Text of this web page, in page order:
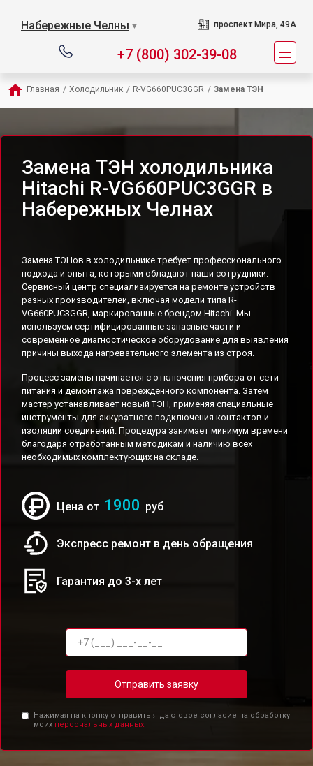
Набережные Челны ▼ проспект Мира, 49А
+7 (800) 302-39-08
Главная / Холодильник / R-VG660PUC3GGR / Замена ТЭН
Замена ТЭН холодильника
Hitachi R-VG660PUC3GGR в
Набережных Челнах
Замена ТЭНов в холодильнике требует профессионального
подхода и опыта, которыми обладают наши сотрудники.
Сервисный центр специализируется на ремонте устройств
разных производителей, включая модели типа R-
VG660PUC3GGR, маркированные брендом Hitachi. Мы
используем сертифицированные запасные части и
современное диагностическое оборудование для выявления
причины выхода нагревательного элемента из строя.
Процесс замены начинается с отключения прибора от сети
питания и демонтажа поврежденного компонента. Затем
мастер устанавливает новый ТЭН, применяя специальные
инструменты для аккуратного подключения контактов и
изоляции соединений. Процедура занимает минимум времени
благодаря отработанным методикам и наличию всех
необходимых комплектующих на складе.
Цена от 1900 руб
Экспресс ремонт в день обращения
Гарантия до 3-х лет
Отправить заявку
Нажимая на кнопку отправить я даю свое согласие на обработку
моих персональных данных.